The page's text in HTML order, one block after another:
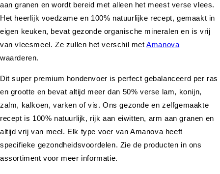
aan granen en wordt bereid met alleen het meest verse vlees.
Het heerlijk voedzame en 100% natuurlijke recept, gemaakt in
eigen keuken, bevat gezonde organische mineralen en is vrij
van vleesmeel. Ze zullen het verschil metAmanova
waarderen.
Dit super premium hondenvoer is perfect gebalanceerd per ras
en grootte en bevat altijd meer dan 50% verse lam, konijn,
zalm, kalkoen, varken of vis. Ons gezonde en zelfgemaakte
recept is 100% natuurlijk, rijk aan eiwitten, arm aan granen en
altijd vrij van meel. Elk type voer van Amanova heeft
specifieke gezondheidsvoordelen. Zie de producten in ons
assortiment voor meer informatie.